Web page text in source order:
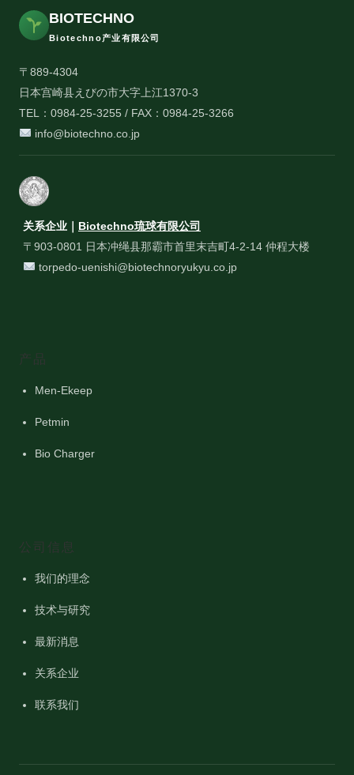
BIOTECHNO
Biotechno产业有限公司
〒889-4304
日本宫崎县えびの市大字上江1370-3
TEL：0984-25-3255 / FAX：0984-25-3266
info@biotechno.co.jp
关系企业｜ Biotechno琉球有限公司
〒903-0801 日本冲绳县那霸市首里末吉町4-2-14 仲程大楼
torpedo-uenishi@biotechnoryukyu.co.jp
产品
Men-Ekeep
Petmin
Bio Charger
公司信息
我们的理念
技术与研究
最新消息
关系企业
联系我们